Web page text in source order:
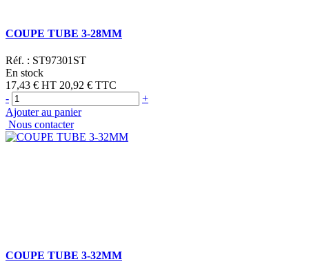
COUPE TUBE 3-28MM
Réf. : ST97301ST
En stock
17,43 € HT 20,92 € TTC
-
+
Ajouter au panier
Nous contacter
COUPE TUBE 3-32MM